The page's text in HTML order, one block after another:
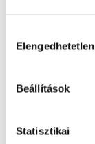
kiválasztása
Elengedhetetlen
Beállítások
Statisztikai